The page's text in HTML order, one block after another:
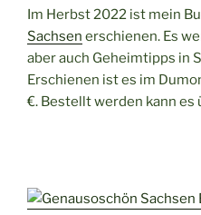
Im Herbst 2022 ist mein
Sachsen erschienen. Es
aber auch Geheimtipps in
Erschienen ist es im
€. Bestellt werden kann es